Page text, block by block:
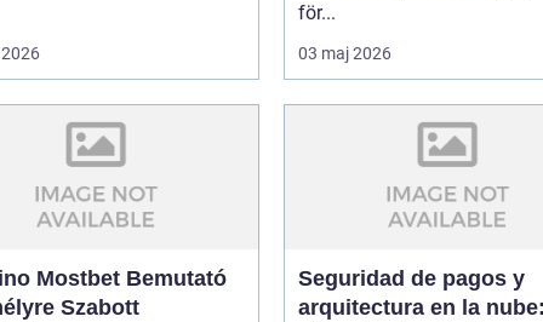
för...
03 maj 2026
Mostbet Bemutató
Szabott
Seguridad de pagos y
arquitectura en la